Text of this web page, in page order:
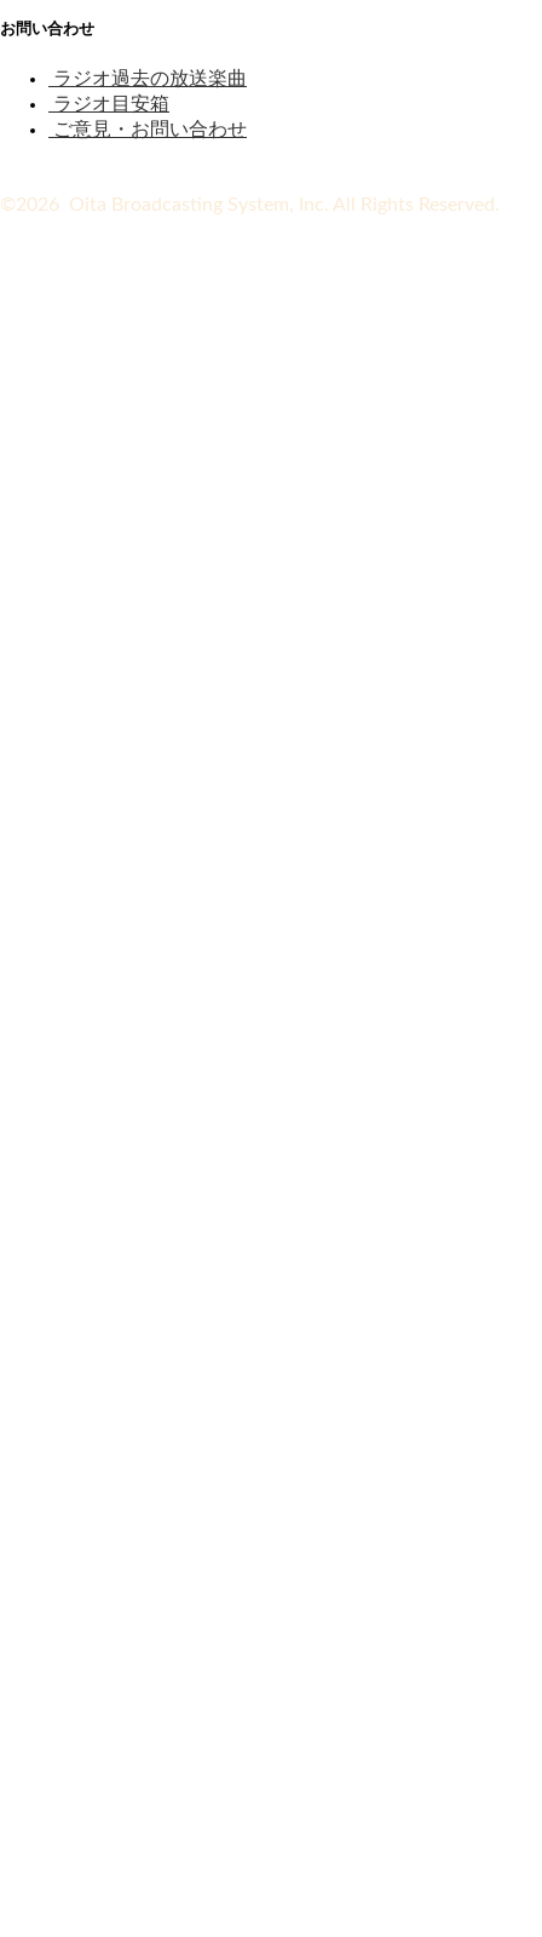
お問い合わせ
ラジオ過去の放送楽曲
ラジオ目安箱
ご意見・お問い合わせ
©2026 Oita Broadcasting System, Inc. All Rights Reserved.